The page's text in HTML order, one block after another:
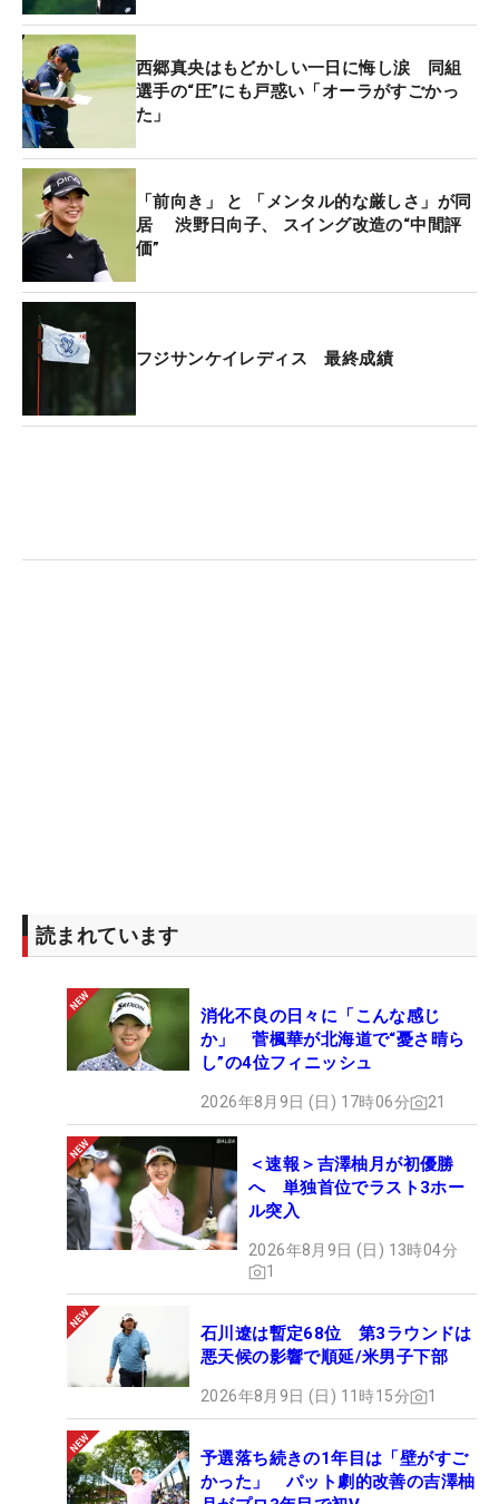
でドライバーを選択できるような調子に持っていき
たい」と、ここからもクラブを振り続ける。
あす米国を離れ、ディフェンディング大会の「パナ
ソニックオープンレディース」に出場するために日
本に戻る。「もちろんコースは違うけれど、やるべ
きことは変わらない。まずはきょうのティショット
をしっかり反省して、まとめられるようにした
い」。4日間通じてのフェアウェイキープ率は66％
だが、ここぞで大きなミスがでない安定感を取り戻
す。
昨年は「全米女子オープン」、「KPMG全米女子プ
ロゴルフ選手権」、「エビアン選手権」、「AIG女
西郷真央はもどかしい一日に悔し涙 同組
選手の“圧”にも戸惑い「オーラがすごかっ
た」
「前向き」 と 「メンタル的な厳しさ」が同
居 渋野日向子、 スイング改造の“中間評
価”
フジサンケイレディス 最終成績
読まれています
消化不良の日々に「こんな感じ
か」 菅楓華が北海道で“憂さ晴ら
し”の4位フィニッシュ
2026年8月9日 (日) 17時06分 21
＜速報＞吉澤柚月が初優勝
へ 単独首位でラスト3ホー
ル突入
2026年8月9日 (日) 13時04分
1
石川遼は暫定68位 第3ラウンドは
悪天候の影響で順延/米男子下部
2026年8月9日 (日) 11時15分 1
予選落ち続きの1年目は「壁がすご
かった」 パット劇的改善の吉澤柚